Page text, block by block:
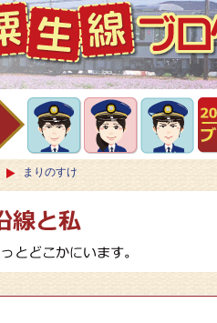
まりのすけ